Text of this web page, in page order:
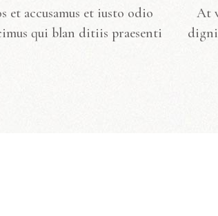
et accusamus et iusto odio
qui blan ditiis praesenti
At